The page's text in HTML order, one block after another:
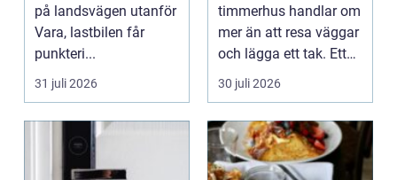
på landsvägen utanför
Vara, lastbilen får
punkteri...
31 juli 2026
timmerhus handlar om
mer än att resa väggar
och lägga ett tak. Ett
timmerhus är ett lå...
30 juli 2026